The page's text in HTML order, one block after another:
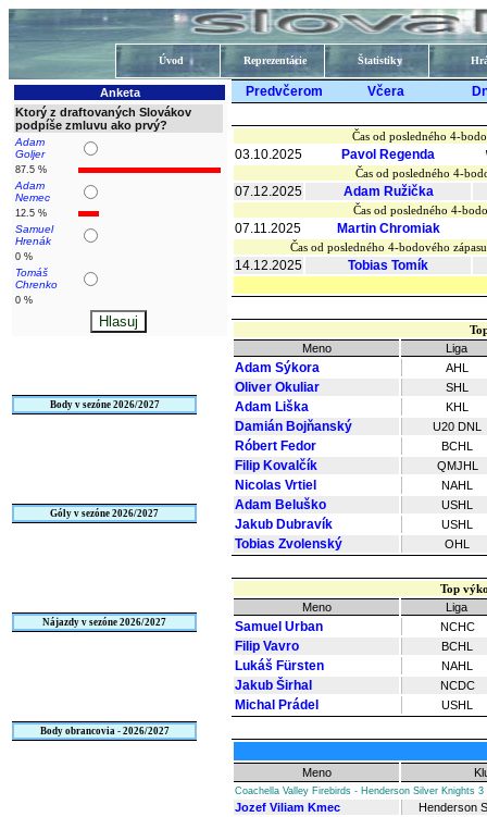
Úvod Reprezentácie Štatistiky
Anketa
Ktorý z draftovaných Slovákov
podpíše zmluvu ako prvý?
Adam
Goljer
87.5 %
Adam
Nemec
12.5 %
Samuel
Hrenák
0 %
Tomáš
Chrenko
0 %
Body v sezóne 2026/2027
Góly v sezóne 2026/2027
Nájazdy v sezóne 2026/2027
Body obrancovia - 2026/2027
Predvčerom Včera
Čas od posledného 4-
03.10.2025 Pavol Regenda
Čas od posledného 4-
07.12.2025 Adam Ružička
Čas od posledného 4-
07.11.2025 Martin Chromiak
Čas od posledného 4-bodového
14.12.2025 Tobias Tomík
Meno
Liga
Adam Sýkora AHL
Oliver Okuliar SHL
Adam Liška KHL
Damián Bojňanský U20 DNL
Róbert Fedor BCHL
Filip Kovalčík QMJHL
Nicolas Vrtiel NAHL
Adam Beluško USHL
Jakub Dubravík USHL
Tobias Zvolenský OHL
Top
Meno
Liga
Samuel Urban NCHC
Filip Vavro BCHL
Lukáš Fürsten NAHL
Jakub Širhal NCDC
Michal Prádel USHL
Meno
Coachella Valley Firebirds - Henderson Silver Knights 3
Jozef Viliam Kmec Henderson